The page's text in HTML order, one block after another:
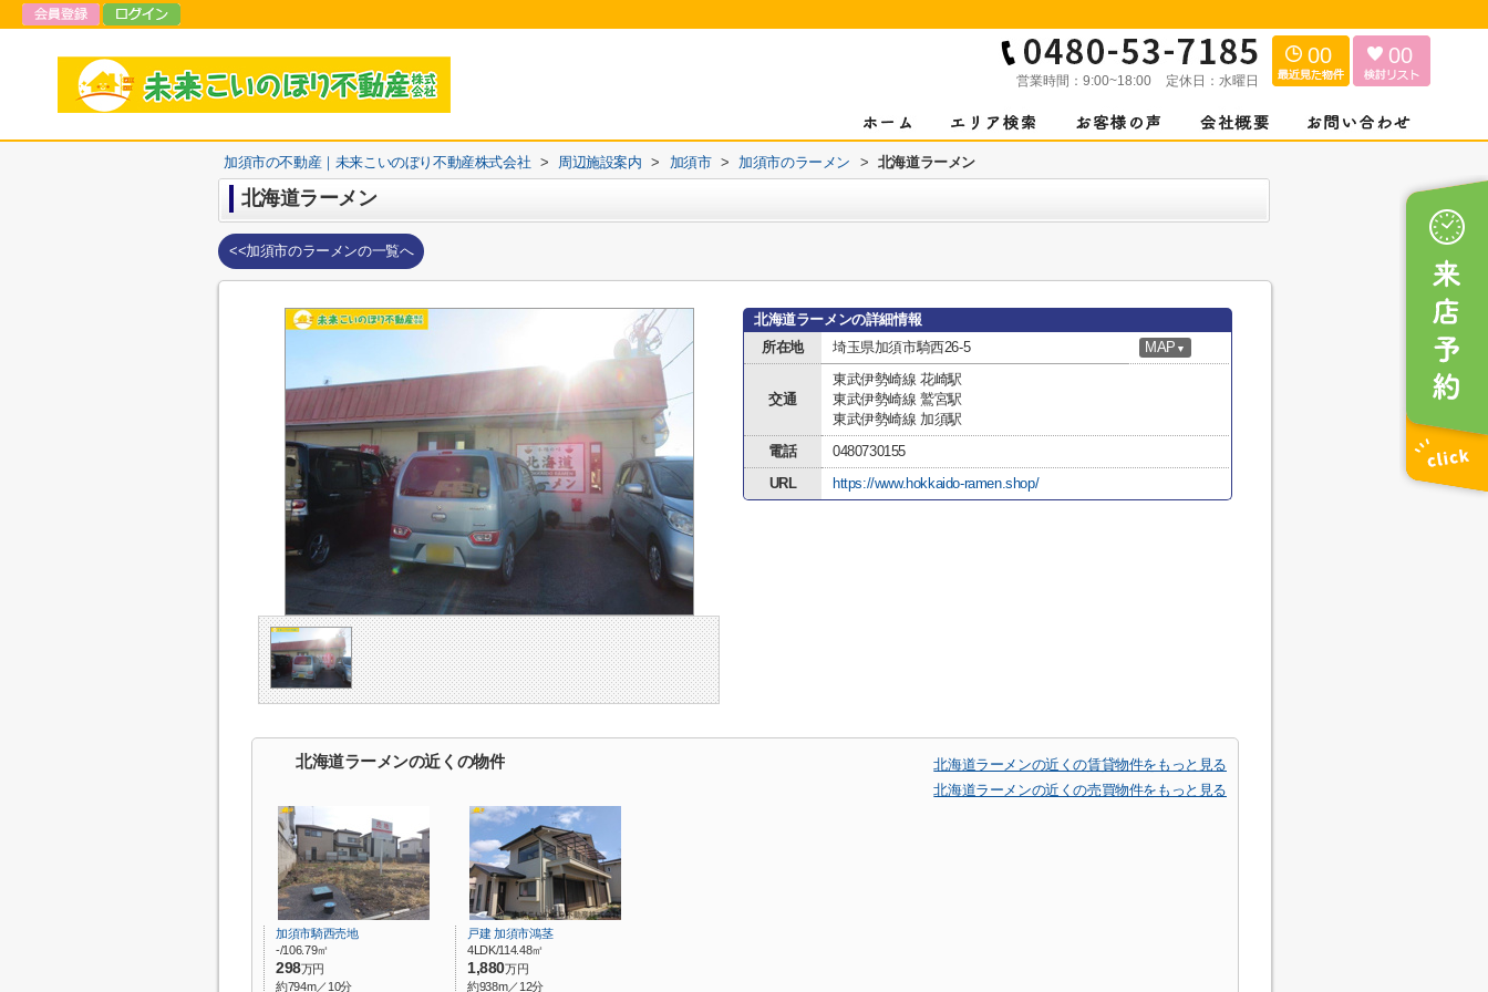
営業時間： 9:00~18:00 定休日： 水曜日
00 00
加須市の不動産｜未来こいのぼり不動産株式会社 > 周辺施設案内 > 加須市 > 加須市のラーメン > 北海道ラーメン
北海道ラーメン
<<加須市のラーメンの一覧へ
北海道ラーメンの詳細情報
所在地
埼玉県加須市騎西26-5 MAP ▼
交通
東武伊勢崎線 花崎駅
東武伊勢崎線 鷲宮駅
東武伊勢崎線 加須駅
電話
0480730155
URL
https://www.hokkaido-ramen.shop/
北海道ラーメンの近くの物件
北海道ラーメンの近くの賃貸物件をもっと見る
北海道ラーメンの近くの売買物件をもっと見る
加須市騎西売地
-/106.79㎡
298万円
約794m／10分
戸建 加須市鴻茎
4LDK/114.48㎡
1,880万円
約938m／12分